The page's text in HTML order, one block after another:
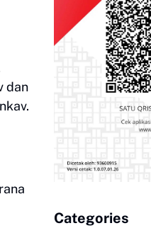
dan
Categories